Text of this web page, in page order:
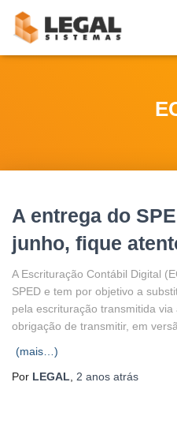
A entrega do
junho, fique
A Escrituração Contábil Digital
SPED e tem por objetivo a
pela escrituração transmitida
obrigação de transmitir, em
(mais…)
Por LEGAL 2 anos atrás